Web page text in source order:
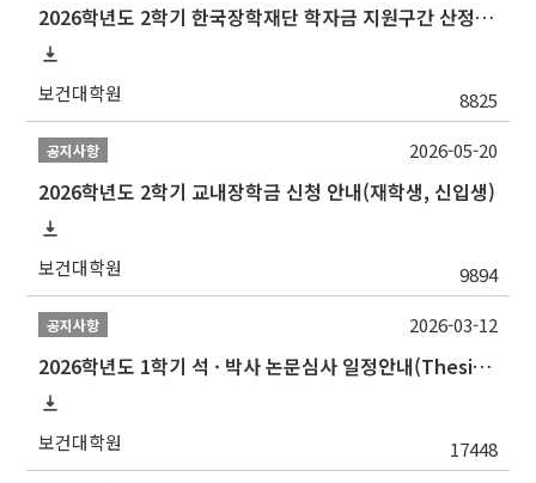
2026학년도 2학기 한국장학재단 학자금 지원구간 산정 신청 안내
보건대학원 8825
공지사항
2026학년도 2학기 교내장학금 신청 안내(재학생, 신입생)
보건대학원 9894
2026-05-20
공지사항
2026학년도 1학기 석 · 박사 논문심사 일정안내(Thesis Defense Schedules)
보건대학원 17448
2026-03-12